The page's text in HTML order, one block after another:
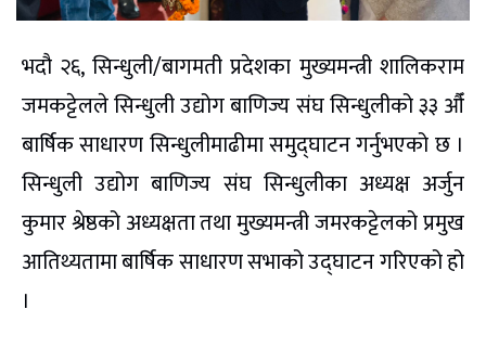
भदौ २६, सिन्धुली/बागमती प्रदेशका मुख्यमन्त्री शालिकराम
जमकट्टेलले सिन्धुली उद्योग बाणिज्य संघ सिन्धुलीको ३३ औँ
बार्षिक साधारण सिन्धुलीमाढीमा समुद्घाटन गर्नुभएको छ ।
सिन्धुली उद्योग बाणिज्य संघ सिन्धुलीका अध्यक्ष अर्जुन
कुमार श्रेष्ठको अध्यक्षता तथा मुख्यमन्त्री जमरकट्टेलको प्रमुख
आतिथ्यतामा बार्षिक साधारण सभाको उद्घाटन गरिएको हो
।